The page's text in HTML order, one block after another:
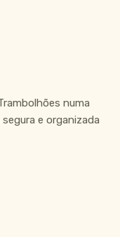
numa
e organizada